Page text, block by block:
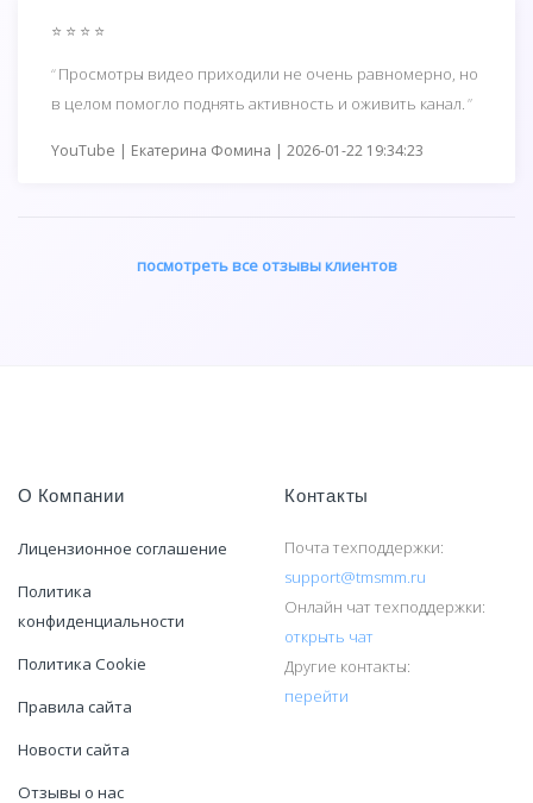
⭐ ⭐ ⭐ ⭐
Просмотры видео приходили не очень равномерно, но
в целом помогло поднять активность и оживить канал.
YouTube | Екатерина Фомина | 2026-01-22 19:34:23
посмотреть все отзывы клиентов
О Компании
Лицензионное соглашение
Политика
конфиденциальности
Политика Cookie
Правила сайта
Новости сайта
Отзывы о нас
Контакты
Почта техподдержки:
support@tmsmm.ru
Онлайн чат техподдержки:
открыть чат
Другие контакты:
перейти